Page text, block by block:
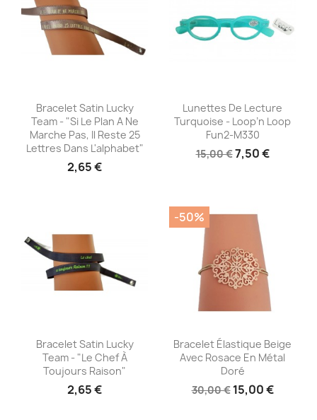
Aperçu rapide
Bracelet Satin Lucky
Team - "Si Le Plan A Ne
Marche Pas, Il Reste 25
Lettres Dans L'alphabet"
2,65 €
Aperçu rapide
Lunettes De Lecture
Turquoise - Loop’n Loop
Fun2-M330
15,00 €7,50 €
Aperçu rapide
Bracelet Satin Lucky
Team - "le Chef À
Toujours Raison"
2,65 €
Aperçu rapide
Bracelet Élastique Beige
Avec Rosace En Métal
Doré
30,00 € 15,00 €
-50%